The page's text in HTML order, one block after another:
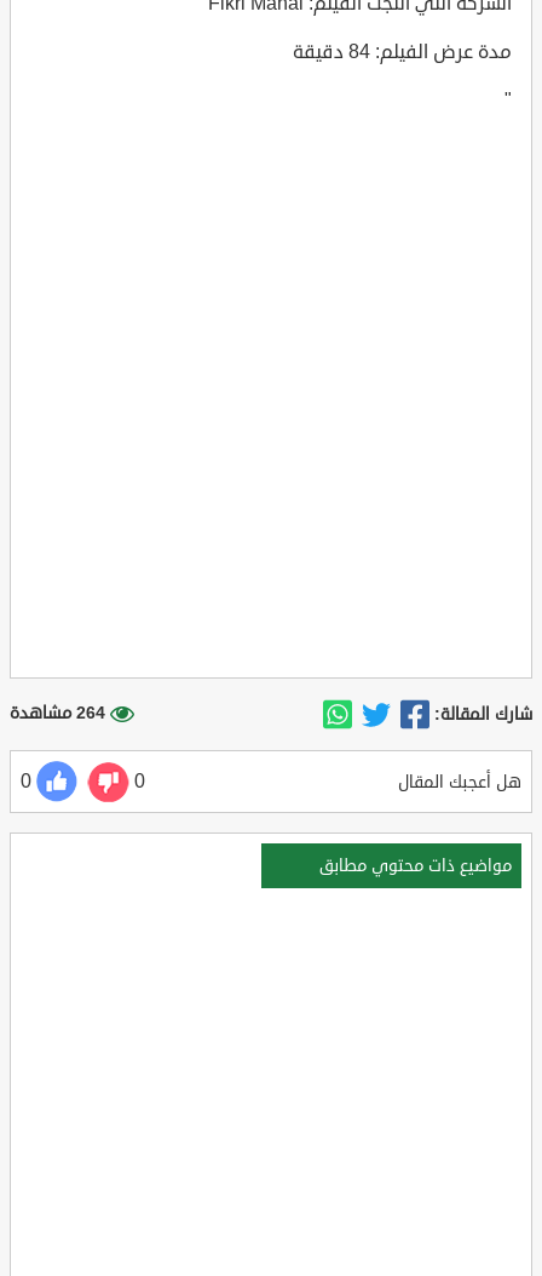
مدة عرض الفيلم: 84 دقيقة
"
شارك المقالة: 264 مشاهدة
هل أعجبك المقال 0
0
مواضيع ذات محتوي مطابق